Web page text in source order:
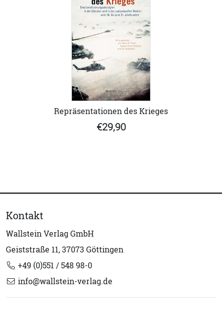
Repräsentationen des Krieges
€29,90
Kontakt
Wallstein Verlag GmbH
Geiststraße 11, 37073 Göttingen
+49 (0)551 / 548 98-0
info@wallstein-verlag.de